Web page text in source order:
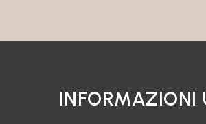
INFORMAZIONI